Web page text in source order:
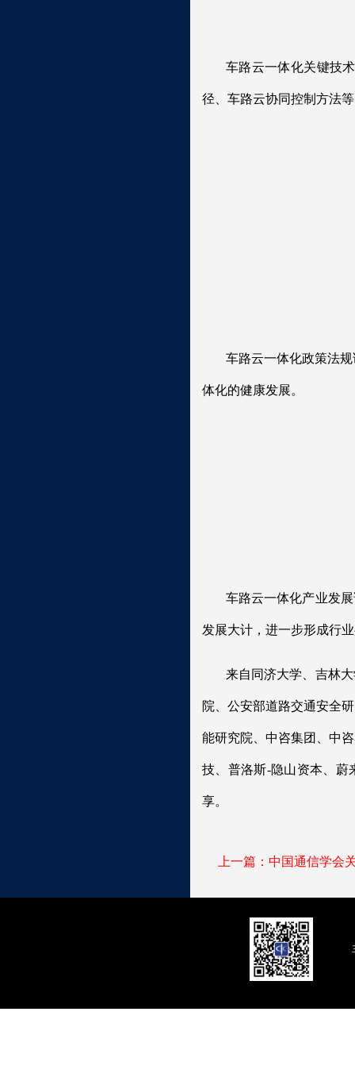
车路云一体化关键技
径、车路云协同控制方法
车路云一体化政策法
体化的健康发展。
车路云一体化产业发
发展大计，进一步形成行
来自同济大学、吉林
院、公安部道路交通安全
能研究院、中咨集团、中
技、普洛斯-隐山资本、蔚
享。